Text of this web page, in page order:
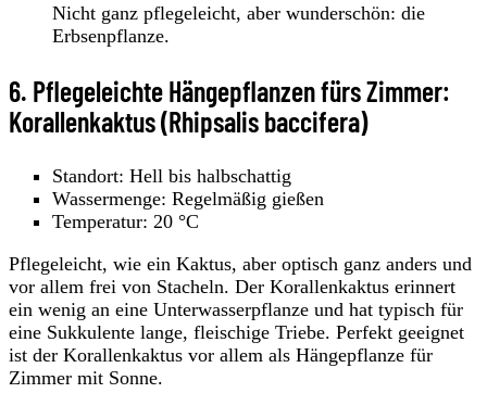
Nicht ganz pflegeleicht, aber wunderschön: die
Erbsenpflanze.
6. Pflegeleichte Hängepflanzen fürs Zimmer:
Korallenkaktus (Rhipsalis baccifera)
Standort: Hell bis halbschattig
Wassermenge: Regelmäßig gießen
Temperatur: 20 °C
Pflegeleicht, wie ein Kaktus, aber optisch ganz anders und
vor allem frei von Stacheln. Der Korallenkaktus erinnert
ein wenig an eine Unterwasserpflanze und hat typisch für
eine Sukkulente lange, fleischige Triebe. Perfekt geeignet
ist der Korallenkaktus vor allem als Hängepflanze für
Zimmer mit Sonne.